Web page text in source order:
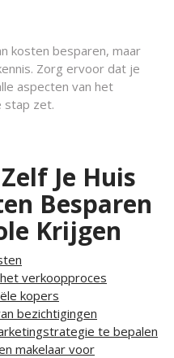
kosten besparen, maar
Zorg ervoor dat je
aspecten van het
stap zet.
Je Huis
Besparen
Krijgen
verkoopproces
kopers
bezichtigingen
te bepalen
makelaar voor